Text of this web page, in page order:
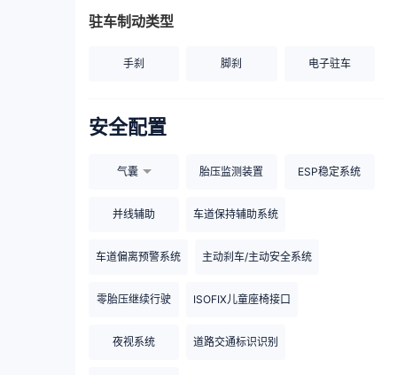
驻车制动类型
手刹 脚刹 电子驻车
安全配置
气囊 胎压监测装置 ESP稳定系统
并线辅助 车道保持辅助系统
车道偏离预警系统 主动刹车/主动安全系统
零胎压继续行驶 ISOFIX儿童座椅接口
夜视系统 道路交通标识识别